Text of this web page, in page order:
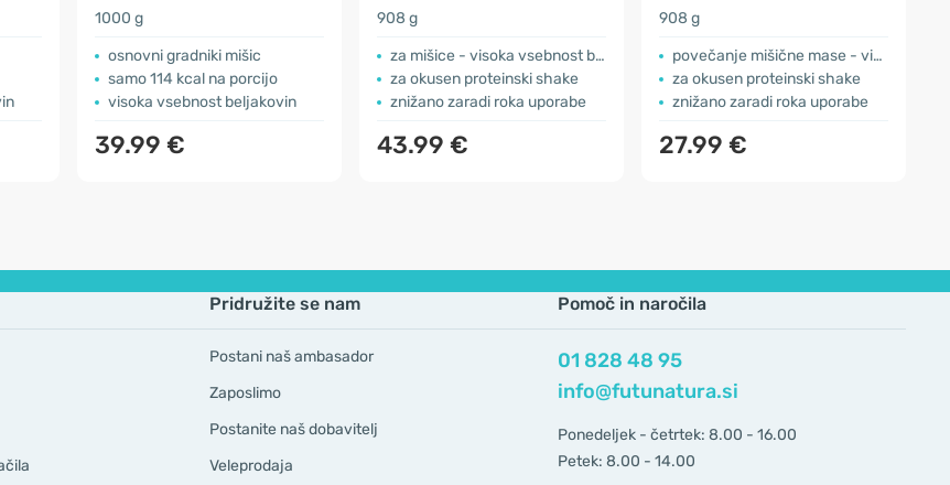
1000 g
osnovni gradniki mišic
samo 114 kcal na porcijo
visoka vsebnost beljakovin
39.99 €
908 g
za mišice - visoka vsebnost beljakovin
za okusen proteinski shake
znižano zaradi roka uporabe
43.99 €
908 g
povečanje mišične mase - visoka vsebnost beljakovin
za okusen proteinski shake
znižano zaradi roka uporabe
27.99 €
Pridružite se nam
Postani naš ambasador
Zaposlimo
Postanite naš dobavitelj
Veleprodaja
Pomoč in naročila
01 828 48 95
info@futunatura.si
Ponedeljek - četrtek: 8.00 - 16.00
Petek: 8.00 - 14.00